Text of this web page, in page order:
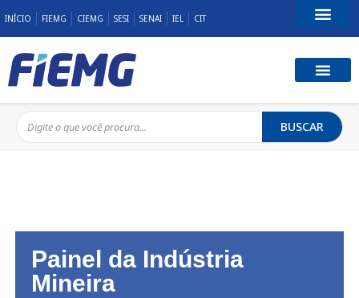
INÍCIO FIEMG CIEMG SESI SENAI IEL CIT
BUSCAR
Painel da Indústria
Mineira